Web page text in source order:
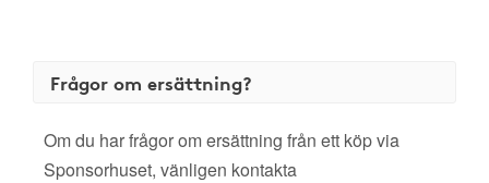
Frågor om ersättning?
Om du har frågor om ersättning från ett köp via
Sponsorhuset, vänligen kontakta